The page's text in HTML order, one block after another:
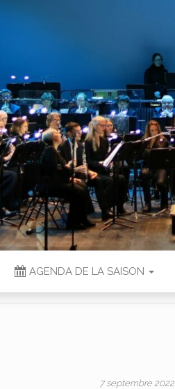
AGENDA DE LA SAISON
7 septembre 2022